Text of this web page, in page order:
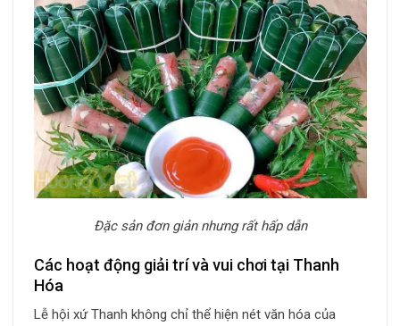
Đặc sản đơn giản nhưng rất hấp dẫn
Các hoạt động giải trí và vui chơi tại Thanh
Hóa
Lễ hội xứ Thanh không chỉ thể hiện nét văn hóa của